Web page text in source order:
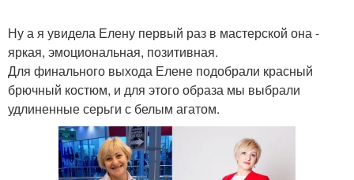
Ну а я увидела Елену первый раз в мастерской она -
яркая, эмоциональная, позитивная.
Для финального выхода Елене подобрали красный
брючный костюм, и для этого образа мы выбрали
удлиненные серьги с белым агатом.